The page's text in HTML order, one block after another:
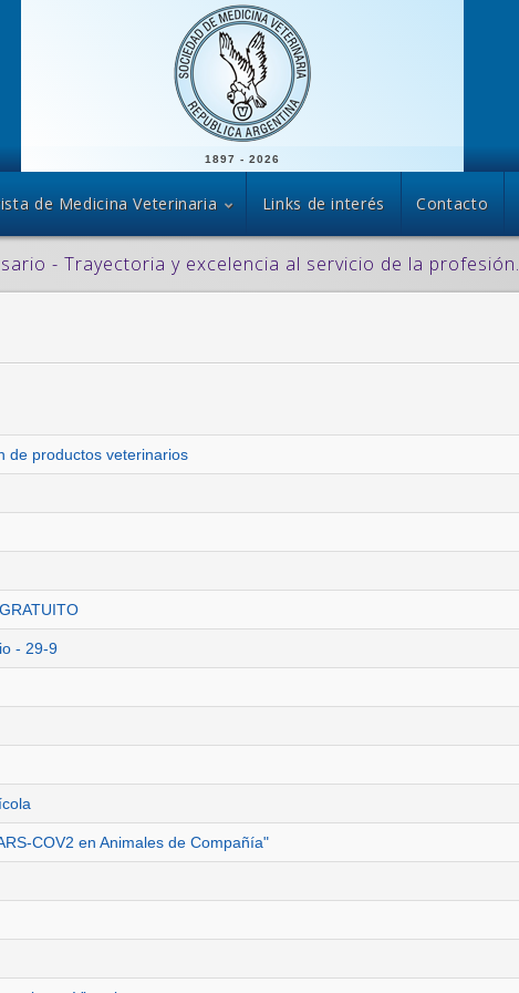
1897 - 2026
de Medicina Veterinaria Links de interés Contacto
- Trayectoria y excelencia al servicio de la profesión.
de productos veterinarios
- 29-9
COV2 en Animales de Compañía"